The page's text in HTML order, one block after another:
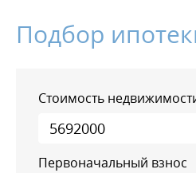
Подбор
Стоимость
Первоначальный взнос